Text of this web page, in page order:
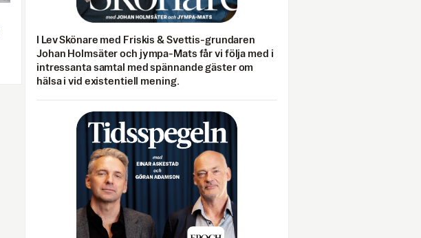
I Lev Skönare med Friskis & Svettis-grundaren
Johan Holmsäter och jympa-Mats får vi följa med i
intressanta samtal med spännande gäster om
hälsa i vid existentiell mening.